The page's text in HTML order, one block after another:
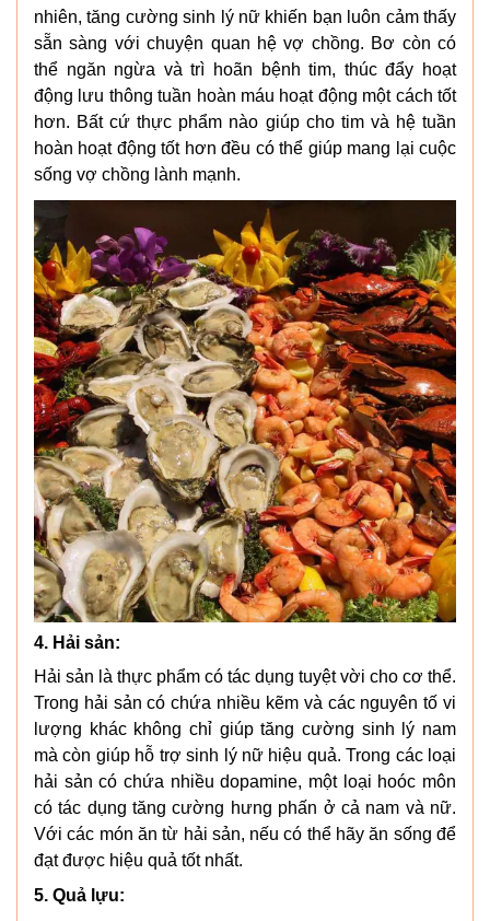
nhiên, tăng cường sinh lý nữ khiến bạn luôn cảm thấy
sẵn sàng với chuyện quan hệ vợ chồng. Bơ còn có
thể ngăn ngừa và trì hoãn bệnh tim, thúc đẩy hoạt
động lưu thông tuần hoàn máu hoạt động một cách tốt
hơn. Bất cứ thực phẩm nào giúp cho tim và hệ tuần
hoàn hoạt động tốt hơn đều có thể giúp mang lại cuộc
sống vợ chồng lành mạnh.
4. Hải sản:
Hải sản là thực phẩm có tác dụng tuyệt vời cho cơ thể.
Trong hải sản có chứa nhiều kẽm và các nguyên tố vi
lượng khác không chỉ giúp tăng cường sinh lý nam
mà còn giúp hỗ trợ sinh lý nữ hiệu quả. Trong các loại
hải sản có chứa nhiều dopamine, một loại hoóc môn
có tác dụng tăng cường hưng phấn ở cả nam và nữ.
Với các món ăn từ hải sản, nếu có thể hãy ăn sống để
đạt được hiệu quả tốt nhất.
5. Quả lựu: